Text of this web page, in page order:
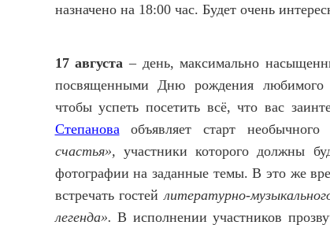
назначено на 18:00 час. Будет очень
17 августа – день, максимально
посвященными Дню рождения любимого
чтобы успеть посетить всё, что вас
Степанова объявляет старт необычного
счастья», участники которого должны
фотографии на заданные темы. В это же
встречать гостей литературно-
легенда».В исполнении участников